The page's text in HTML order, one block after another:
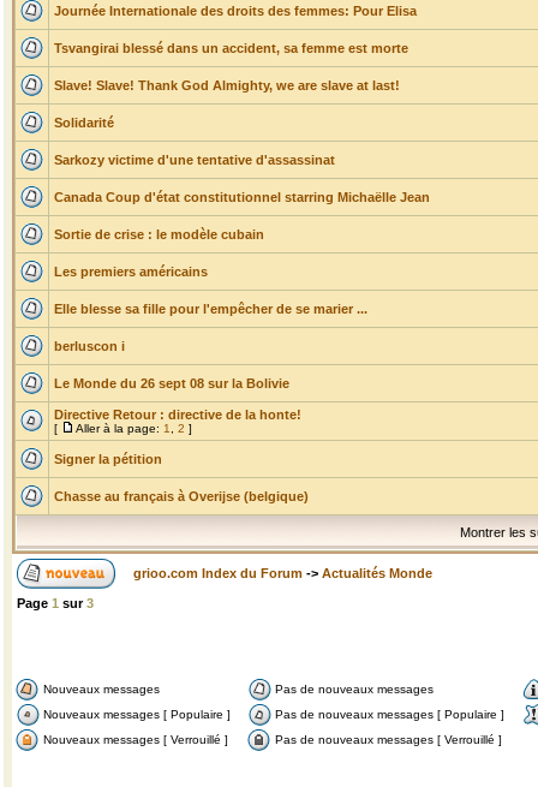
Journée Internationale des droits des femmes: Pour Elisa
Tsvangirai blessé dans un accident, sa femme est morte
Slave! Slave! Thank God Almighty, we are slave at last!
Solidarité
Sarkozy victime d'une tentative d'assassinat
Canada Coup d'état constitutionnel starring Michaëlle Jean
Sortie de crise : le modèle cubain
Les premiers américains
Elle blesse sa fille pour l'empêcher de se marier ...
berluscon i
Le Monde du 26 sept 08 sur la Bolivie
Directive Retour : directive de la honte!
[ Aller à la page: 1 2 ]
Signer la pétition
Chasse au français à Overijse (belgique)
Montrer les
grioo.com Index du Forum -> Actualités Monde
Page 1 sur3
Nouveaux messages
Pas de nouveaux messages
Nouveaux messages [ Populaire ]
Pas de nouveaux messages [ Populaire ]
Nouveaux messages [ Verrouillé ]
Pas de nouveaux messages [ Verrouillé ]